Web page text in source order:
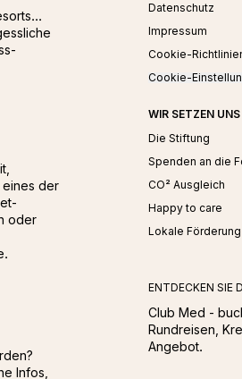
eines der
oder
Infos,
Datenschutz
Impressum
Cookie-
Cookie-
WIR SETZEN UNS
Die Stiftung
Spenden an die
CO² Ausgleich
Happy to care
Lokale Förderung
ENTDECKEN SIE
Club Med -
Rundreisen,
Angebot.